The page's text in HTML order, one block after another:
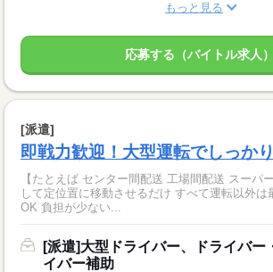
もっと見る
応募する（バイトル求人）
[派遣]
即戦力歓迎！大型運転でしっか
【たとえば センター間配送 工場間配送 スーパ
して定位置に移動させるだけ すべて運転以外は
OK 負担が少ない...
[派遣]大型ドライバー、ドライバー
イバー補助